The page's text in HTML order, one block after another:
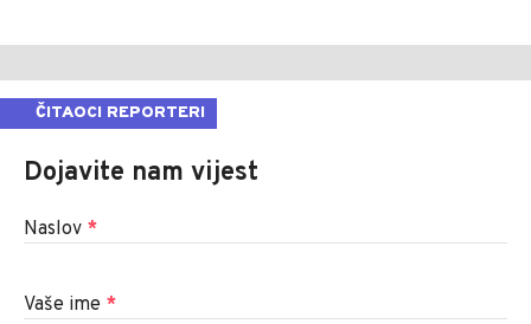
ČITAOCI REPORTERI
Dojavite nam vijest
Naslov *
Vaše ime *